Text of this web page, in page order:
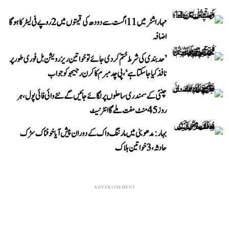
مہاراشٹر میں 11 اگست سے دودھ کی قیمتوں میں 2 روپے فی لیٹر کا ہوگا
اضافہ
’حد بندی کی شرط ختم کر دی جائے تو خواتین ریزرویشن بل فوری طور پر
نافذ کیا جا سکتا ہے‘، پی چدمبرم کا کرن رجیجو کو جواب
چنئی کے سمندری ساحلوں پر لگائے جائیں گے نئے وائی فائی پول، ہر
روز 45 منٹ مفت ملے گا انٹرنیٹ
بہار: مدھوبنی میں مارننگ واک کے دوران پیش آیا خوفناک سڑک
حادثہ، 3 خواتین ہلاک
ADVERTISEMENT